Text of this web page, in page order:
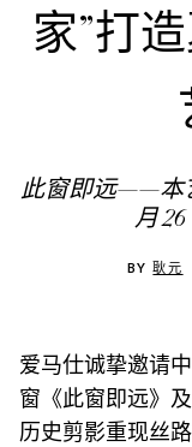
家”打
此窗即远——本
月 26
BY耿元
爱马仕诚挚邀请
窗《此窗即远》
历史剪影重现丝